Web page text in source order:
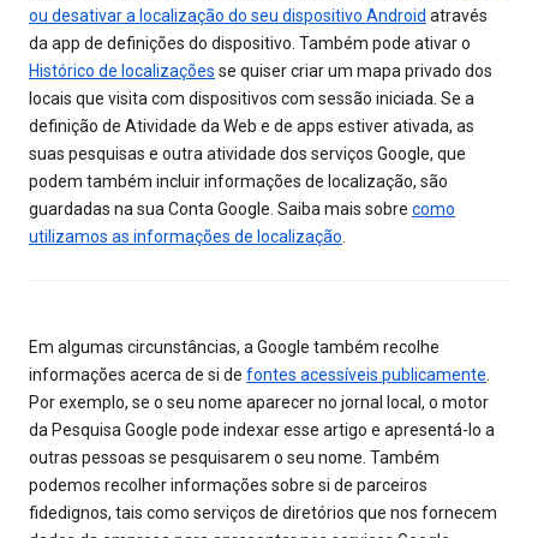
ou desativar a localização do seu dispositivo Android através
da app de definições do dispositivo. Também pode ativar o
Histórico de localizações se quiser criar um mapa privado dos
locais que visita com dispositivos com sessão iniciada. Se a
definição de Atividade da Web e de apps estiver ativada, as
suas pesquisas e outra atividade dos serviços Google, que
podem também incluir informações de localização, são
guardadas na sua Conta Google. Saiba mais sobre como
utilizamos as informações de localização.
Em algumas circunstâncias, a Google também recolhe
informações acerca de si de fontes acessíveis publicamente.
Por exemplo, se o seu nome aparecer no jornal local, o motor
da Pesquisa Google pode indexar esse artigo e apresentá-lo a
outras pessoas se pesquisarem o seu nome. Também
podemos recolher informações sobre si de parceiros
fidedignos, tais como serviços de diretórios que nos fornecem